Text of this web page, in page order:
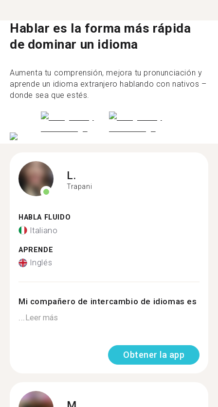
Hablar es la forma más rápida
de dominar un idioma
Aumenta tu comprensión, mejora tu pronunciación y
aprende un idioma extranjero hablando con nativos –
donde sea que estés.
L.
Trapani
HABLA FLUIDO
Italiano
APRENDE
Inglés
Mi compañero de intercambio de idiomas es
...Leer más
Obtener la app